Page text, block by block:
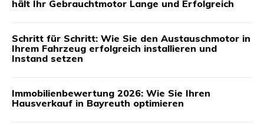
hält Ihr Gebrauchtmotor Lange und Erfolgreich
Schritt für Schritt: Wie Sie den Austauschmotor in
Ihrem Fahrzeug erfolgreich installieren und
Instand setzen
Immobilienbewertung 2026: Wie Sie Ihren
Hausverkauf in Bayreuth optimieren